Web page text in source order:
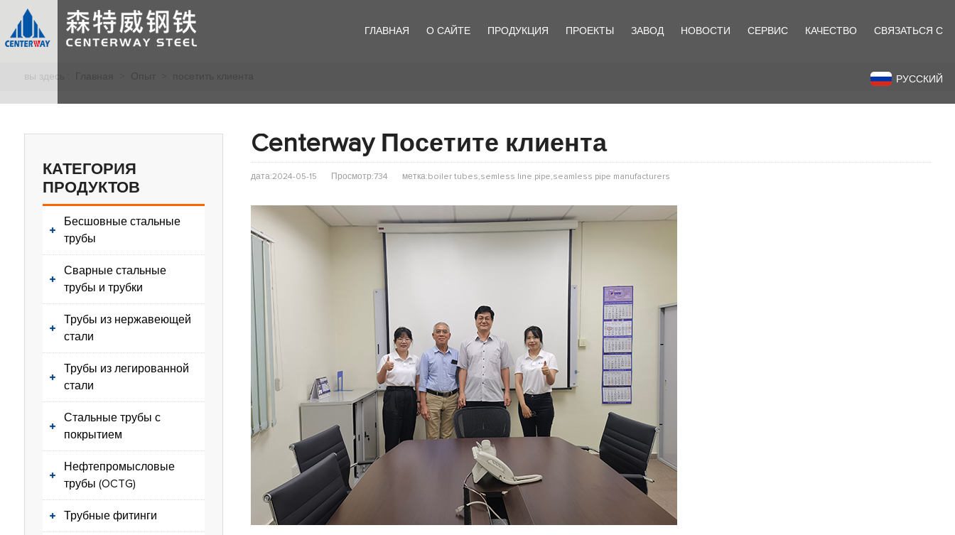
ГЛАВНАЯ О САЙТЕ ПРОДУКЦИЯ ПРОЕКТЫ ЗАВОД НОВОСТИ СЕРВИС КАЧЕСТВО СВЯЗАТЬСЯ С
РУССКИЙ
назад
вы здесь :
КАТЕГОРИЯ
ПРОДУКТОВ
Бесшовные стальные
трубы
Сварные стальные
трубы и трубки
Трубы из нержавеющей
стали
Трубы из легированной
стали
Стальные трубы с
покрытием
Нефтепромысловые
трубы (OCTG)
Трубные фитинги
Centerway Посетите клиента
дата:2024-05-15 Просмотр:734 метка:boiler tubes,semless line pipe,seamless pipe manufacturers